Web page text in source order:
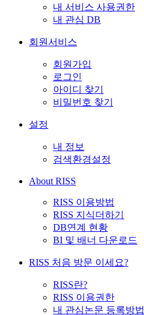
내 서비스 사용권한
내 관심 DB
회원서비스
회원가입
로그인
아이디 찾기
비밀번호 찾기
설정
내 정보
검색환경설정
About RISS
RISS 이용방법
RISS 지식더하기
DB연계 현황
BI 및 배너 다운로드
RISS 처음 방문 이세요?
RISS란?
RISS 이용권한
내 관심논문 등록방법